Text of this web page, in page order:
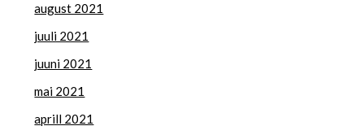
august 2021
juuli 2021
juuni 2021
mai 2021
aprill 2021